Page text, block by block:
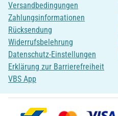
Versandbedingungen
Zahlungsinformationen
Rücksendung
Widerrufsbelehrung
Datenschutz-Einstellungen
Erklärung zur Barrierefreiheit
VBS App